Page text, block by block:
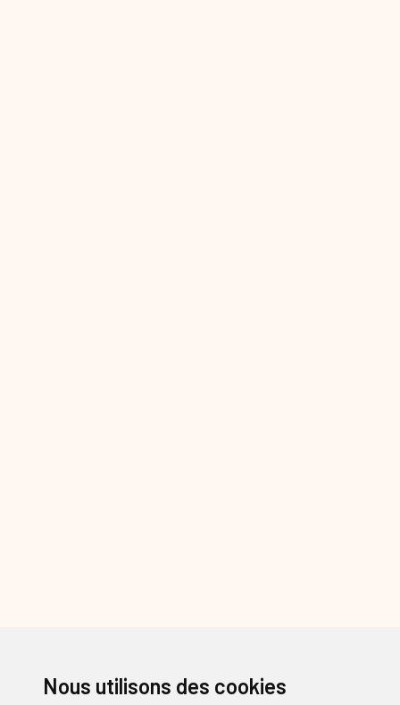
Nous utilisons des cookies